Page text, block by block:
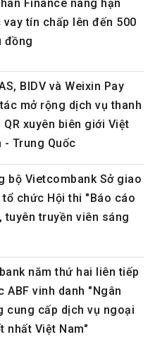
Finance nâng hạn
vay tín chấp lên đến 500
đồng
BIDV và Weixin Pay
mở rộng dịch vụ thanh
QR xuyên biên giới Việt
- Trung Quốc
bộ Vietcombank Sở giao
tổ chức Hội thi "Báo cáo
tuyên truyền viên sáng
năm thứ hai liên tiếp
ABF vinh danh "Ngân
cung cấp dịch vụ ngoại
nhất Việt Nam"